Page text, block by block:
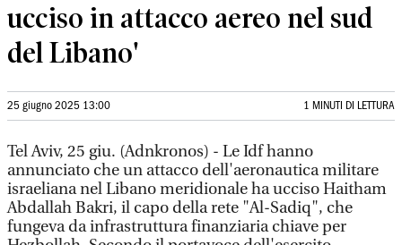
ucciso in attacco aereo nel sud
del Libano'
25 giugno 2025 13:00 1 MINUTI DI LETTURA
Tel Aviv, 25 giu. (Adnkronos) - Le Idf hanno
annunciato che un attacco dell'aeronautica militare
israeliana nel Libano meridionale ha ucciso Haitham
Abdallah Bakri, il capo della rete "Al-Sadiq", che
fungeva da infrastruttura finanziaria chiave per